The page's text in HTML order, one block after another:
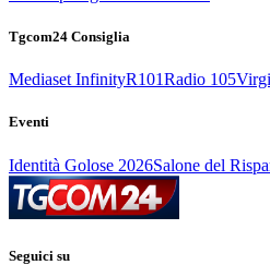
Tgcom24 Consiglia
Mediaset InfinityR101Radio 105
Eventi
Identità Golose 2026Salone del
Seguici su